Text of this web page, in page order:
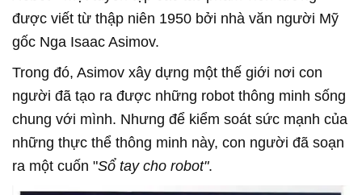
được viết từ thập niên 1950 bởi nhà văn người Mỹ
gốc Nga Isaac Asimov.
Trong đó, Asimov xây dựng một thế giới nơi con
người đã tạo ra được những robot thông minh sống
chung với mình. Nhưng để kiểm soát sức mạnh của
những thực thể thông minh này, con người đã soạn
ra một cuốn "Sổ tay cho robot".